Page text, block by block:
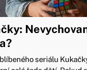
seriálu